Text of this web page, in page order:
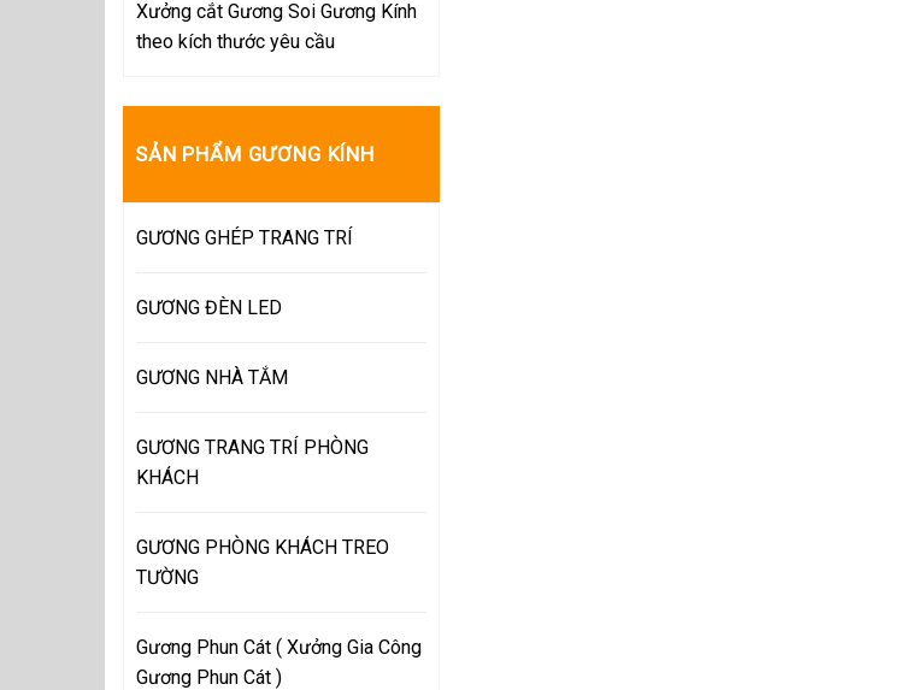
Xưởng cắt Gương Soi Gương Kính
theo kích thước yêu cầu
SẢN PHẨM GƯƠNG KÍNH
GƯƠNG GHÉP TRANG TRÍ
GƯƠNG ĐÈN LED
GƯƠNG NHÀ TẮM
GƯƠNG TRANG TRÍ PHÒNG
KHÁCH
GƯƠNG PHÒNG KHÁCH TREO
TƯỜNG
Gương Phun Cát ( Xưởng Gia Công
Gương Phun Cát )